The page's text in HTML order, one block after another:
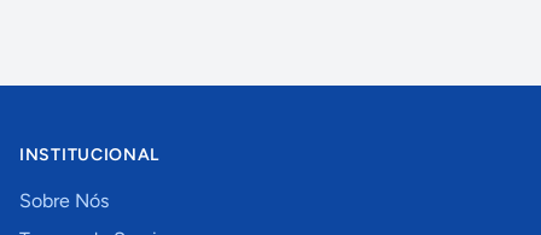
INSTITUCIONAL
Sobre Nós